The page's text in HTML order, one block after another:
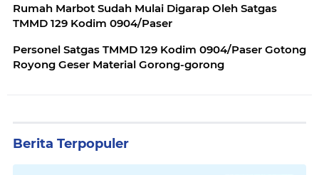
Rumah Marbot Sudah Mulai Digarap Oleh Satgas
TMMD 129 Kodim 0904/Paser
Personel Satgas TMMD 129 Kodim 0904/Paser Gotong
Royong Geser Material Gorong-gorong
Berita Terpopuler